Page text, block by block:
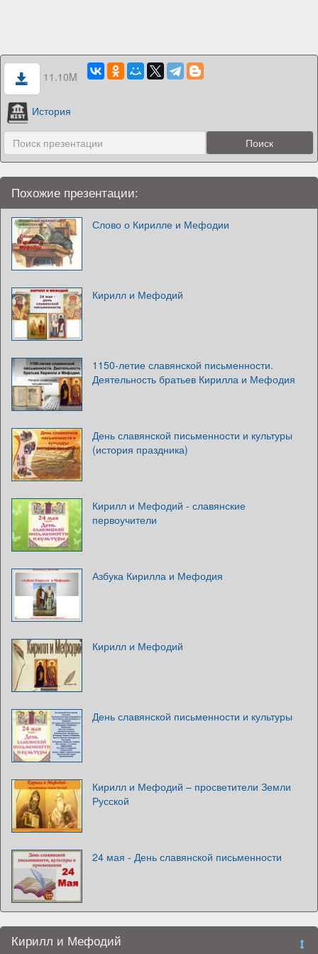
11.10M
История
Похожие презентации:
Слово о Кирилле и Мефодии
Кирилл и Мефодий
1150-летие славянской письменности.
Деятельность братьев Кирилла и Мефодия
День славянской письменности и культуры
(история праздника)
Кирилл и Мефодий - славянские
первоучители
Азбука Кирилла и Мефодия
Кирилл и Мефодий
День славянской письменности и культуры
Кирилл и Мефодий – просветители Земли
Русской
24 мая - День славянской письменности
Кирилл и Мефодий